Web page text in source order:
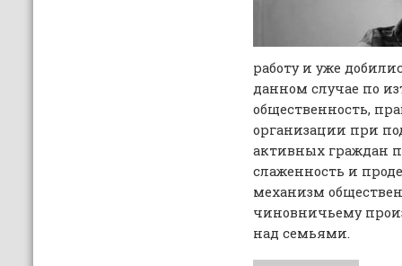
работу и уже
данном случае по
общественность,
организации при
активных граждан
слаженность и
механизм
чиновничьему
над семьями.